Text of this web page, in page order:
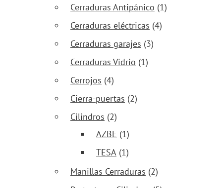
Cerraduras Antipánico (1)
Cerraduras eléctricas (4)
Cerraduras garajes (3)
Cerraduras Vidrio (1)
Cerrojos (4)
Cierra-puertas (2)
Cilindros (2)
AZBE (1)
TESA (1)
Manillas Cerraduras (2)